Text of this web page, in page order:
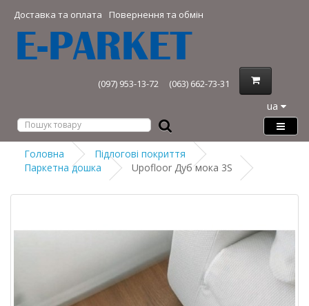
Доставка та оплата Повернення та обмін
(097) 953-13-72 (063) 662-73-31
ua
Головна
Підлогові покриття
Паркетна дошка
Upofloor Дуб мока 3S